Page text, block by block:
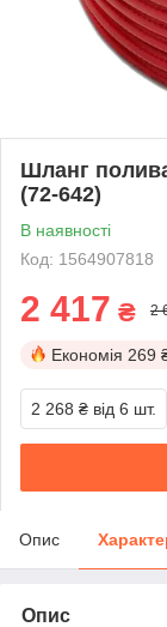
Шланг
(72-642)
В наявності
Код: 1564907818
2 417 ₴ 2
Економія 269
2 268 ₴ від 6 шт.
Опис
Опис